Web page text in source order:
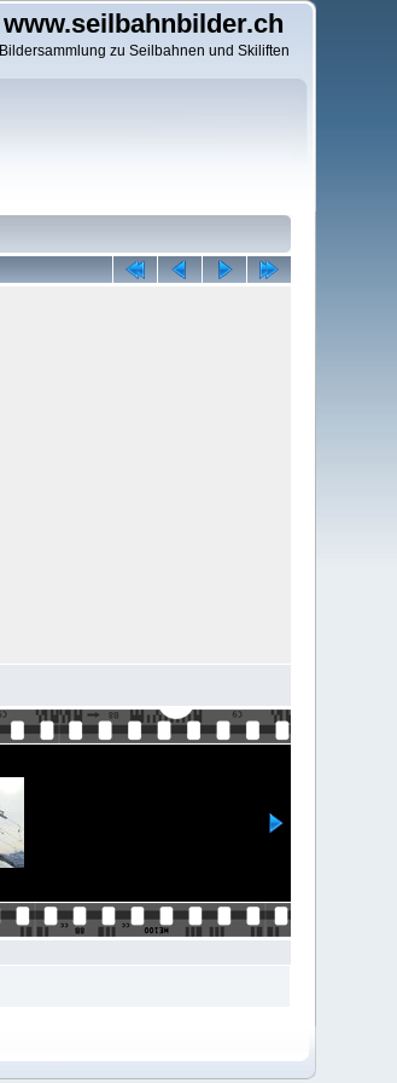
www.seilbahnbilder.ch
Bildersammlung zu Seilbahnen und Skiliften